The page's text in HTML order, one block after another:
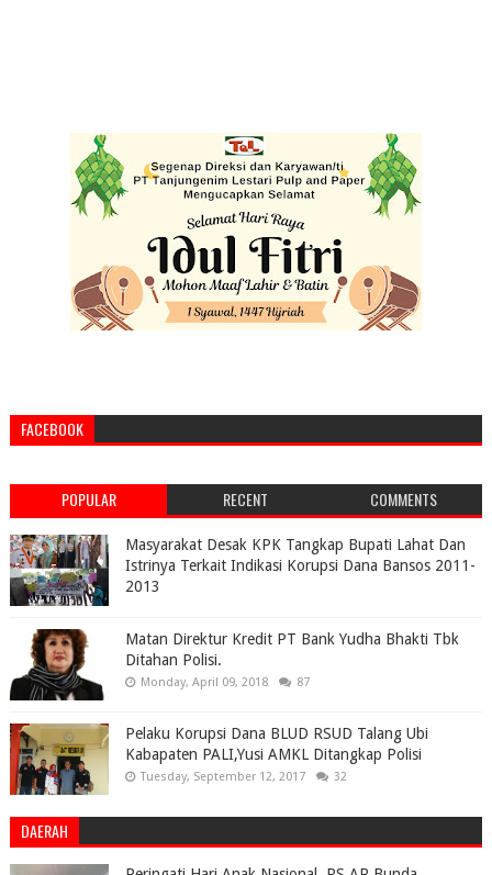
FACEBOOK
POPULAR RECENT COMMENTS
Masyarakat Desak KPK Tangkap Bupati Lahat Dan
Istrinya Terkait Indikasi Korupsi Dana Bansos 2011-
2013
Matan Direktur Kredit PT Bank Yudha Bhakti Tbk
Ditahan Polisi.
Monday, April 09, 2018 87
Pelaku Korupsi Dana BLUD RSUD Talang Ubi
Kabapaten PALI,Yusi AMKL Ditangkap Polisi
Tuesday, September 12, 2017 32
DAERAH